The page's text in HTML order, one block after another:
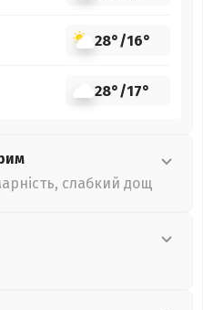
28°/16°
28°/17°
слабкий дощ